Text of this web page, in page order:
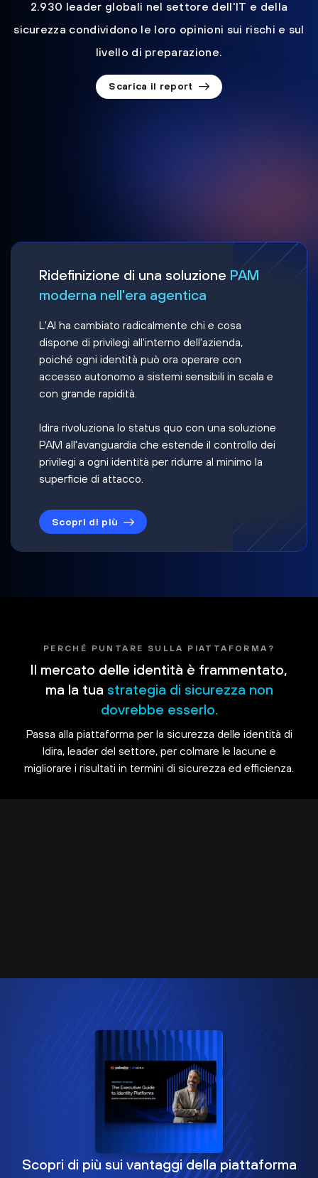
2.930 leader globali nel settore dell'IT e della
sicurezza condividono le loro opinioni sui rischi e sul
livello di preparazione.
Scarica il report
Ridefinizione di una soluzione PAM
moderna nell'era agentica
L'AI ha cambiato radicalmente chi e cosa
dispone di privilegi all'interno dell'azienda,
poiché ogni identità può ora operare con
accesso autonomo a sistemi sensibili in scala e
con grande rapidità.
Idira rivoluziona lo status quo con una soluzione
PAM all'avanguardia che estende il controllo dei
privilegi a ogni identità per ridurre al minimo la
superficie di attacco.
Scopri di più
PERCHÉ PUNTARE SULLA PIATTAFORMA?
Il mercato delle identità è frammentato,
ma la tua strategia di sicurezza non
dovrebbe esserlo.
Passa alla piattaforma per la sicurezza delle identità di
Idira, leader del settore, per colmare le lacune e
migliorare i risultati in termini di sicurezza ed efficienza.
Scopri di più sui vantaggi della piattaforma